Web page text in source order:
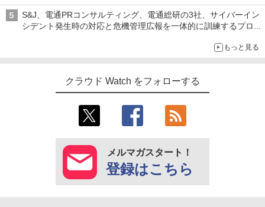
S&J、電通PRコンサルティング、電通総研の3社、サイバーイン
シデント発生時の対応と危機管理広報を一体的に訓練するプログ
もっと見る
クラウド Watch をフォローする
メルマガスタート！
登録はこちら